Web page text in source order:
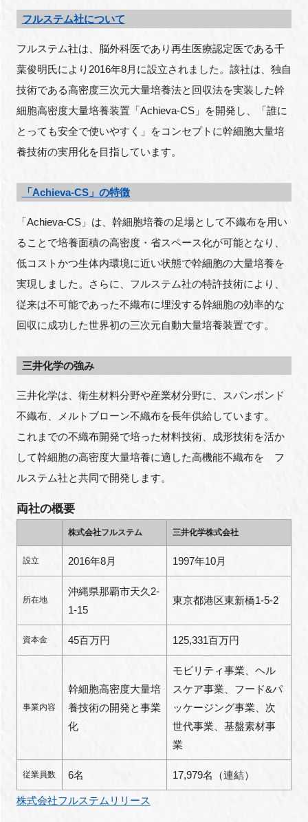
フルステム社について
フルステム社は、脳外科医であり再生医療認定医である千
葉俊明氏により2016年8月に設立されました。該社は、独自
技術である高密度三次元大量培養法と回収法を実装した幹
細胞高密度大量培養装置「Achieva-CS」を開発し、「誰に
とっても安全で使いやすく」をコンセプトに幹細胞大量培
養技術の実用化を目指しています。
「Achieva-CS」の特徴
「Achieva-CS」は、幹細胞培養の足場として不織布を用い
ることで培養面積の高密度・省スペース化が可能となり、
低コストかつ生体内環境に近い状態で幹細胞の大量培養を
実現しました。さらに、フルステム社の特許技術により、
従来は不可能であった不織布に埋没する幹細胞の効率的な
回収に成功した世界初の三次元自動大量培養装置です。
三井化学の強み
三井化学は、衛生材料分野や産業材分野に、スパンボンド
不織布、メルトブローン不織布を長年供給しています。
これまでの不織布開発で培った材料技術、成形技術を活か
して幹細胞の高密度大量培養に適した高機能不織布を フ
ルステム社と共同で開発します。
両社の概要
株式会社フルステム 三井化学株式会社
設立 2016年8月 1997年10月
所在地
沖縄県那覇市天久2-
1-15
東京都港区東新橋1-5-2
資本金 45百万円 125,331百万円
事業内容
幹細胞高密度大量培
養技術の開発と事業
化
モビリティ事業、ヘル
スケア事業、フード&パ
ッケージング事業、次
世代事業、基盤素材事
業
従業員数 6名 17,979名（連結）
株式会社フルステムリリース